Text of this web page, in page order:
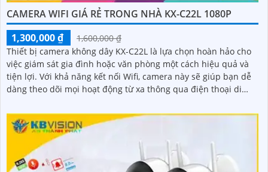
CAMERA WIFI GIÁ RẺ TRONG NHÀ KX-C22L 1080P
1,300,000 ₫
1,600,000 ₫
Thiết bị camera không dây KX-C22L là lựa chọn hoàn hảo cho
việc giám sát gia đình hoặc văn phòng một cách hiệu quả và
tiện lợi. Với khả năng kết nối Wifi, camera này sẽ giúp bạn dễ
dàng theo dõi mọi hoạt động từ xa thông qua điện thoại di